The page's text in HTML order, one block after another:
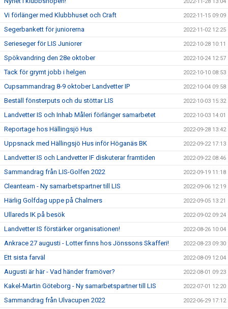
Vi förlänger med Klubbhuset och Craft 2022-11-15 09:09
Segerbankett för juniorerna 2022-11-02 12:25
Serieseger för LIS Juniorer 2022-10-28 10:11
Spökvandring den 28e oktober 2022-10-24 12:57
Tack för grymt jobb i helgen 2022-10-10 08:53
Cupsammandrag 8-9 oktober Landvetter IP 2022-10-04 09:58
Beställ fönsterputs och du stöttar LIS 2022-10-03 15:32
Landvetter IS och Inhab Måleri förlänger samarbetet 2022-10-03 14:01
Reportage hos Hällingsjö Hus 2022-09-28 13:42
Uppsnack med Hällingsjö Hus inför Höganäs BK 2022-09-22 17:13
Landvetter IS och Landvetter IF diskuterar framtiden 2022-09-22 08:46
Sammandrag från LIS-Golfen 2022 2022-09-19 11:18
Cleanteam - Ny samarbetspartner till LIS 2022-09-06 12:19
Härlig Golfdag uppe på Chalmers 2022-09-05 13:21
Ullareds IK på besök 2022-09-02 09:24
Landvetter IS förstärker organisationen! 2022-08-26 10:04
Ankrace 27 augusti - Lotter finns hos Jönssons Skafferi! 2022-08-23 09:30
Ett sista farväl 2022-08-09 12:04
Augusti är här - Vad händer framöver? 2022-08-01 09:23
Kakel-Martin Göteborg - Ny samarbetspartner till LIS 2022-07-01 12:20
Sammandrag från Ulvacupen 2022 2022-06-29 17:12